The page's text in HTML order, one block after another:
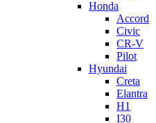
Honda
Accord
Civic
CR-V
Pilot
Hyundai
Creta
Elantra
H1
I30